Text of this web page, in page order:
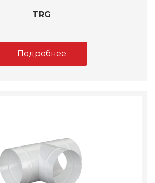
TRG
Подробнее